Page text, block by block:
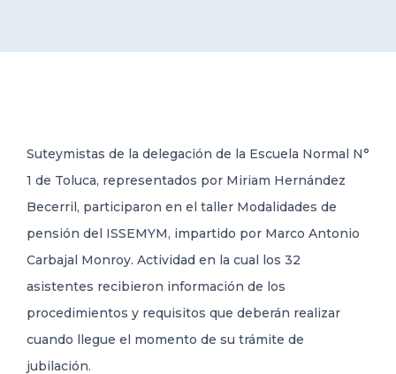
TRANSPARENCIA
Suteymistas de la delegación de la Escuela Normal N°
1 de Toluca, representados por Miriam Hernández
Becerril, participaron en el taller Modalidades de
pensión del ISSEMYM, impartido por Marco Antonio
Carbajal Monroy. Actividad en la cual los 32
asistentes recibieron información de los
procedimientos y requisitos que deberán realizar
cuando llegue el momento de su trámite de
jubilación.